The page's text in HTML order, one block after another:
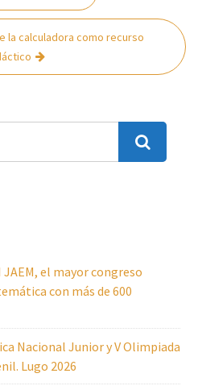
la calculadora como recurso
JAEM, el mayor congreso
con más de 600
Nacional Junior y V Olimpiada
Lugo 2026